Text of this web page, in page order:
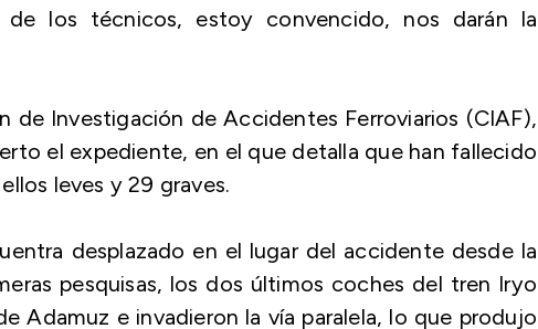
los técnicos, estoy convencido, nos darán la
de Investigación de Accidentes Ferroviarios (CIAF),
el expediente, en el que detalla que han fallecido
leves y 29 graves.
desplazado en el lugar del accidente desde la
pesquisas, los dos últimos coches del tren Iryo
Adamuz e invadieron la vía paralela, lo que produjo